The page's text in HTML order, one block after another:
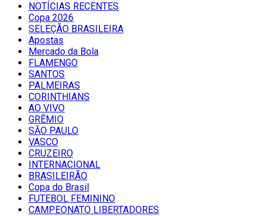
NOTÍCIAS RECENTES
Copa 2026
SELEÇÃO BRASILEIRA
Apostas
Mercado da Bola
FLAMENGO
SANTOS
PALMEIRAS
CORINTHIANS
AO VIVO
GRÊMIO
SĀO PAULO
VASCO
CRUZEIRO
INTERNACIONAL
BRASILEIRÃO
Copa do Brasil
FUTEBOL FEMININO
CAMPEONATO LIBERTADORES